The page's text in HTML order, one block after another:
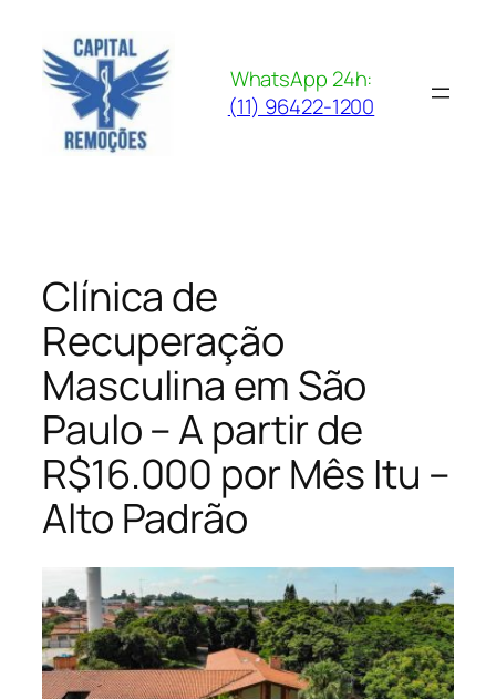
para
conteúdo
WhatsApp 24h:
(11) 96422-1200
Clínica de
Recuperação
Masculina em São
Paulo – A partir de
R$16.000 por Mês Itu –
Alto Padrão